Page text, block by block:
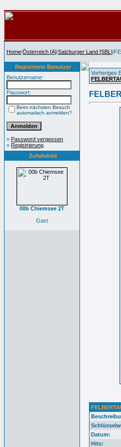
Home/Österreich [A]/Salzburger Land [SBL]/
Registrierte Benutzer
Benutzername:
Passwort:
Beim nächsten Besuch
automatisch anmelden?
» Password vergessen
» Registrierung
Zufallsbild
00b Chiemsee 2T
Gast
Vorheriges
Datum:
Hits: